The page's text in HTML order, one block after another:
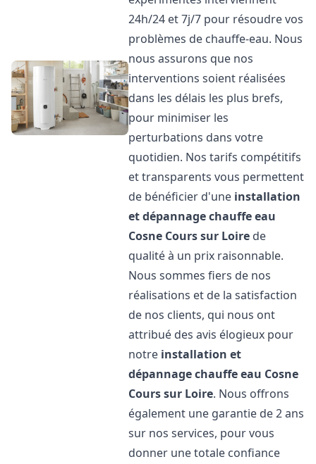
24h/24 et 7j/7 pour résoudre vos
problèmes de chauffe-eau. Nous
nous assurons que nos
interventions soient réalisées
dans les délais les plus brefs,
pour minimiser les
perturbations dans votre
quotidien. Nos tarifs compétitifs
et transparents vous permettent
de bénéficier d'une installation
et dépannage chauffe eau
Cosne Cours sur Loire de
qualité à un prix raisonnable.
Nous sommes fiers de nos
réalisations et de la satisfaction
de nos clients, qui nous ont
attribué des avis élogieux pour
notre installation et
dépannage chauffe eau Cosne
Cours sur Loire. Nous offrons
également une garantie de 2 ans
sur nos services, pour vous
donner une totale confiance